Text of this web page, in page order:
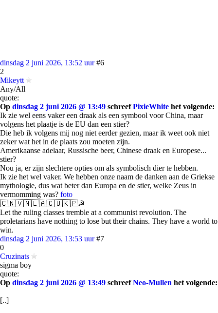
dinsdag 2 juni 2026, 13:52 uur #6
2
Mikeytt
Any/All
quote:
Op dinsdag 2 juni 2026 @ 13:49 schreefPixieWhite het volgende:
Ik zie wel eens vaker een draak als een symbool voor China, maar
volgens het plaatje is de EU dan een stier?
Die heb ik volgens mij nog niet eerder gezien, maar ik weet ook niet
zeker wat het in de plaats zou moeten zijn.
Amerikaanse adelaar, Russische beer, Chinese draak en Europese...
stier?
Nou ja, er zijn slechtere opties om als symbolisch dier te hebben.
Ik zie het wel vaker. We hebben onze naam de danken aan de Griekse
mythologie, dus wat beter dan Europa en de stier, welke Zeus in
vermomming was? foto
🇨🇳🇻🇳🇱🇦🇨🇺🇰🇵☭
Let the ruling classes tremble at a communist revolution. The
proletarians have nothing to lose but their chains. They have a world to
win.
dinsdag 2 juni 2026, 13:53 uur #7
0
Cruzinats
sigma boy
quote:
Op dinsdag 2 juni 2026 @ 13:49 schreefNeo-Mullen het volgende:
[..]